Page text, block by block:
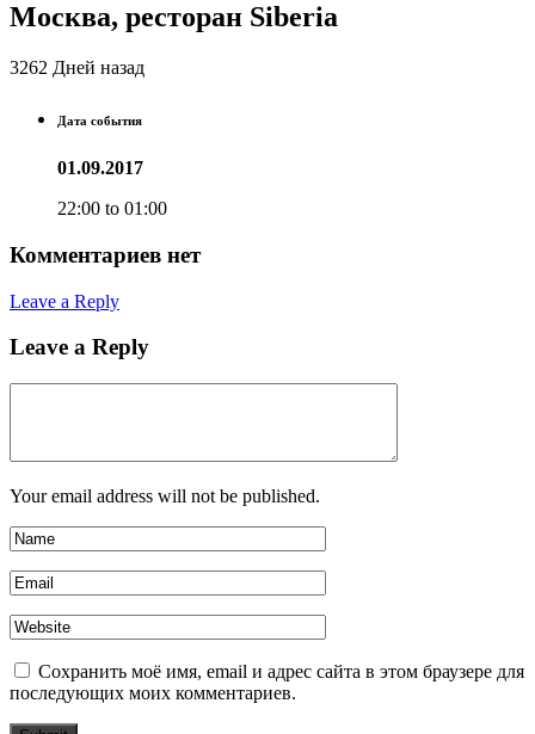
Москва, ресторан Siberia
3262 Дней назад
Дата события
01.09.2017
22:00 to 01:00
Комментариев нет
Leave a Reply
Leave a Reply
Your email address will not be published.
Сохранить моё имя, email и адрес сайта в этом браузере для
последующих моих комментариев.